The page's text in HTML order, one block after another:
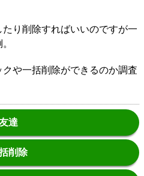
り削除すればいいのですが一
や一括削除ができるのか調査
達
削除